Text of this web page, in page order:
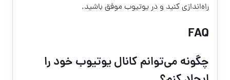
راه‌اندازی کنید و در یوتیوب موفق باشید.
FAQ
چگونه می‌توانم کانال یوتیوب خود را